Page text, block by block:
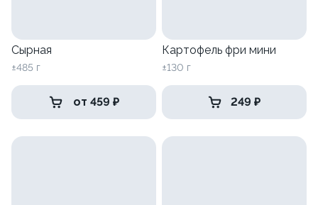
Сырная
±485 г
от 459 ₽
Картофель фри мини
±130 г
249 ₽